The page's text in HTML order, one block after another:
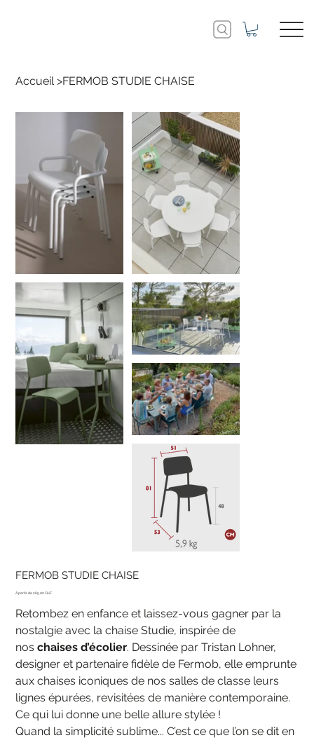
Accueil >FERMOB STUDIE CHAISE
FERMOB STUDIE CHAISE
Prix 265.00 CHF
Retombez en enfance et laissez-vous gagner par la
nostalgie avec la chaise Studie, inspirée de
noschaises d’écolier. Dessinée par Tristan Lohner,
designer et partenaire fidèle de Fermob, elle emprunte
aux chaises iconiques de nos salles de classe leurs
lignes épurées, revisitées de manière contemporaine.
Ce qui lui donne une belle allure stylée !
Quand la simplicité sublime... C’est ce que l’on se dit en